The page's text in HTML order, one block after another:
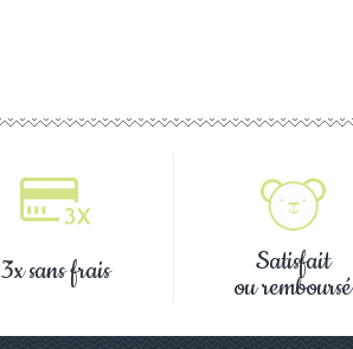
3x sans frais Satisfait
ou remboursé